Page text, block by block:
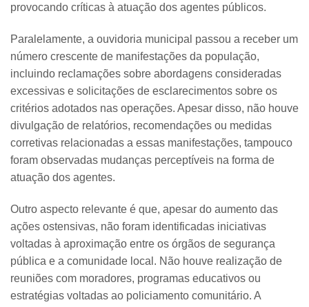
provocando críticas à atuação dos agentes públicos.
Paralelamente, a ouvidoria municipal passou a receber um
número crescente de manifestações da população,
incluindo reclamações sobre abordagens consideradas
excessivas e solicitações de esclarecimentos sobre os
critérios adotados nas operações. Apesar disso, não houve
divulgação de relatórios, recomendações ou medidas
corretivas relacionadas a essas manifestações, tampouco
foram observadas mudanças perceptíveis na forma de
atuação dos agentes.
Outro aspecto relevante é que, apesar do aumento das
ações ostensivas, não foram identificadas iniciativas
voltadas à aproximação entre os órgãos de segurança
pública e a comunidade local. Não houve realização de
reuniões com moradores, programas educativos ou
estratégias voltadas ao policiamento comunitário. A